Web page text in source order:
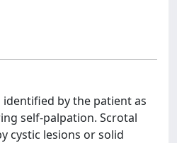
by the patient as
self-palpation. Scrotal
cystic lesions or solid